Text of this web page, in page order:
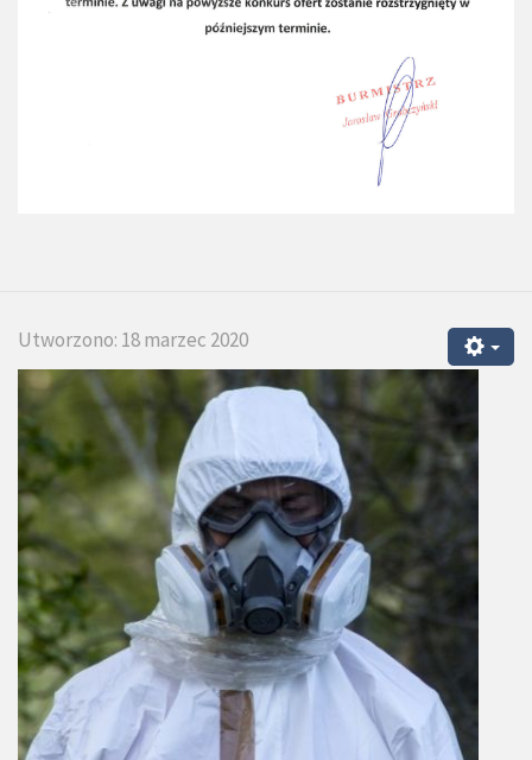
Utworzono: 18 marzec 2020